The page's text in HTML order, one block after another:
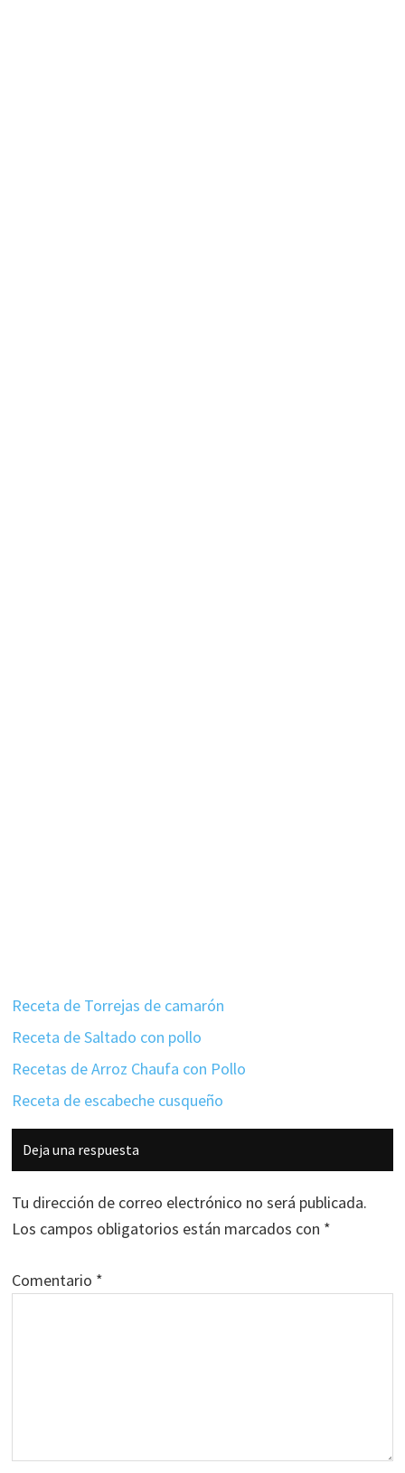
Receta de Torrejas de camarón
Receta de Saltado con pollo
Recetas de Arroz Chaufa con Pollo
Receta de escabeche cusqueño
Interacciones
con
los
lectores
Deja una respuesta
Tu dirección de correo electrónico no será publicada.
Los campos obligatorios están marcados con *
Comentario *